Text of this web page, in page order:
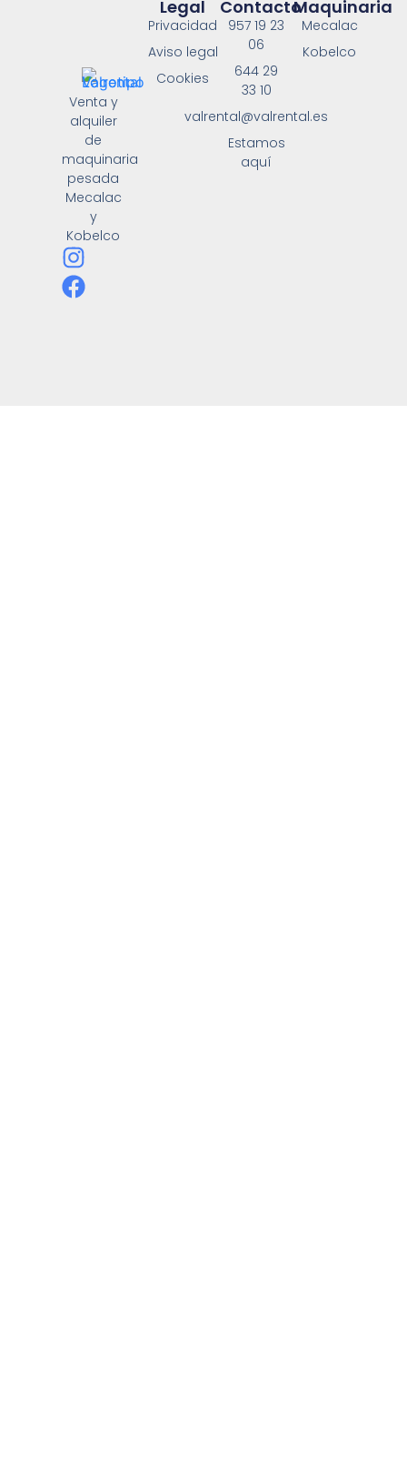
Venta y
alquiler
de
maquinaria
pesada
Mecalac
y
Kobelco
Contacto
957 19 23
06
644 29
33 10
valrental@valrental.es
Estamos
aquí
Legal
Privacidad
Aviso legal
Cookies
Maquinaria
Mecalac
Kobelco